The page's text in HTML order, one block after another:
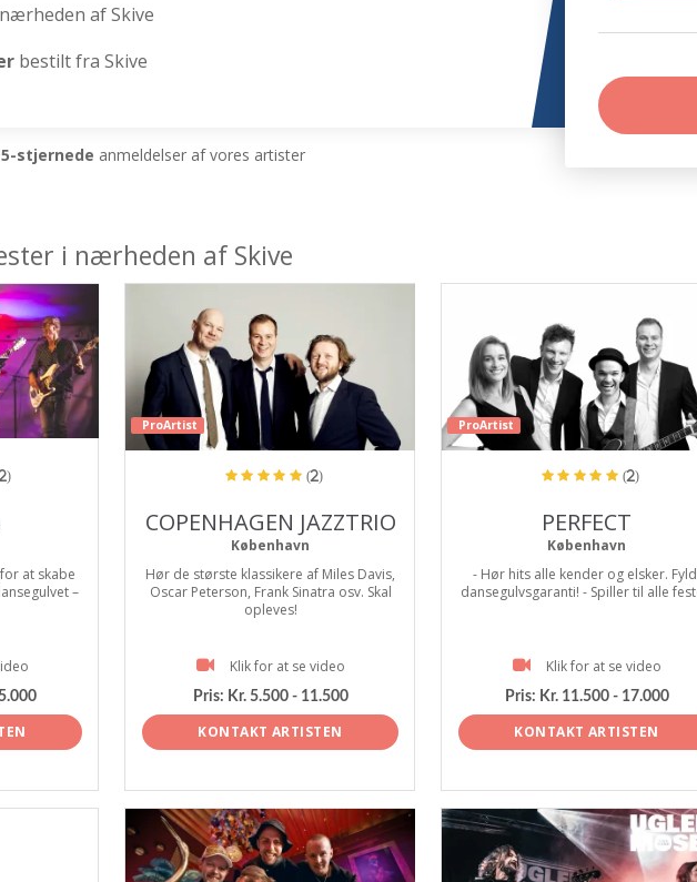
af Skive
bestilt fra Skive
5-stjernede anmeldelser af vores artister
i nærheden af Skive
at skabe
–
ProArtist
(2)
COPENHAGEN JAZZTRIO
København
Hør de største klassikere af Miles Davis,
Oscar Peterson, Frank Sinatra osv. Skal
opleves!
Klik for at se video
Pris: Kr. 5.500 - 11.500
KONTAKT ARTISTEN
ProArtist
(2)
PERFECT
København
- Hør hits alle kender og elsker.
dansegulvsgaranti! - Spiller til alle
Klik for at se video
Pris: Kr. 11.500 - 17.000
KONTAKT ARTISTEN